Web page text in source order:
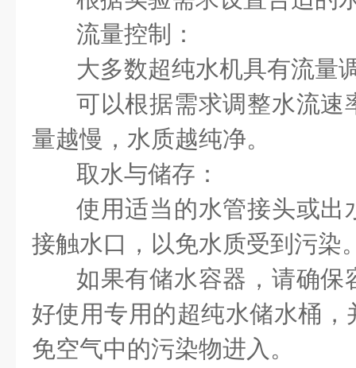
流量控制：
大多数超纯水机具有流量
可以根据需求调整水流速
量越慢，水质越纯净。
取水与储存：
使用适当的水管接头或出
接触水口，以免水质受到污
如果有储水容器，请确保
好使用专用的超纯水储水桶
免空气中的污染物进入。